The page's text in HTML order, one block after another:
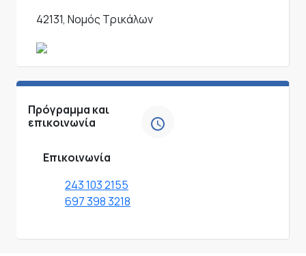
42131, Νομός Τρικάλων
Πρόγραμμα και
επικοινωνία
Επικοινωνία
243 103 2155
697 398 3218